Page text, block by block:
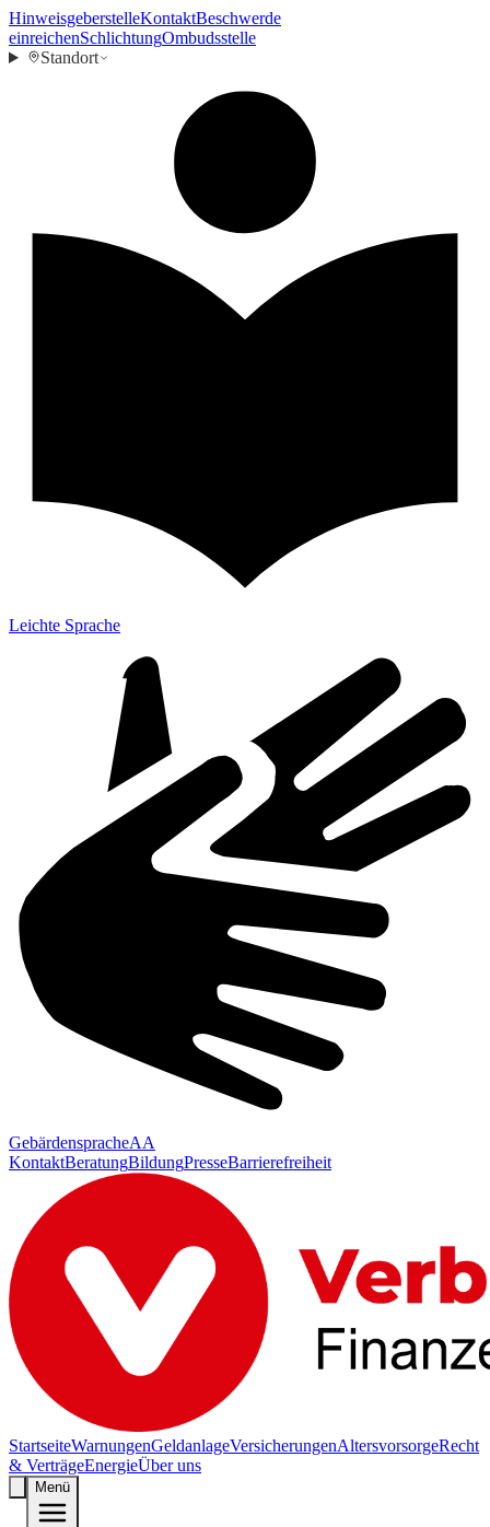
HinweisgeberstelleKontaktBeschwerde
einreichenSchlichtungOmbudsstelle
Standort
Leichte Sprache
GebärdenspracheAA
KontaktBeratungBildungPresseBarrierefreiheit
StartseiteWarnungenGeldanlageVersicherungenAltersvorsorgeRecht
& VerträgeEnergieÜber uns
Menü